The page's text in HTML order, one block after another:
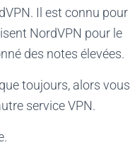
Il est connu pour
NordVPN pour le
des notes élevées.
toujours, alors vous
service VPN.